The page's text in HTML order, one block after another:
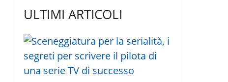
ULTIMI ARTICOLI